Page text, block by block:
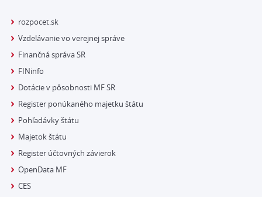
rozpocet.sk
Vzdelávanie vo verejnej správe
Finančná správa SR
FINinfo
Dotácie v pôsobnosti MF SR
Register ponúkaného majetku štátu
Pohľadávky štátu
Majetok štátu
Register účtovných závierok
OpenData MF
CES